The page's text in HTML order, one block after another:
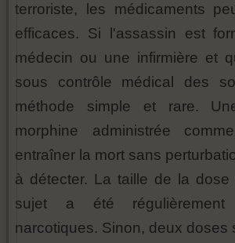
terroriste, les médicaments
efficaces. Si l'assassin est
médecin ou une infirmière et
sous contrôle médical des
méthode simple et rare.
morphine administrée
entraîner la mort sans
à détecter. La taille de la
sujet a été
narcotiques. Sinon, deux doses